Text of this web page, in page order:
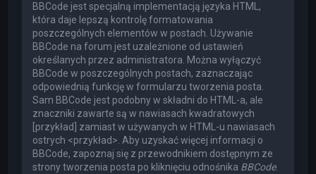
BBCode jest specjalną implementacją języka HTML,
która daje lepszą kontrolę formatowania
poszczególnych elementów w postach. Używanie
BBCode na forum jest uzależnione od ustawień
określanych przez administratora. Można wyłączyć
BBCode w poszczególnych postach, zaznaczając
odpowiednią funkcję w formularzu tworzenia posta.
Sam BBCode jest podobny w składni do HTML-a, ale
znaczniki zawarte są w nawiasach kwadratowych
[przykład] zamiast w używanych w HTML-u nawiasach
ostrych <przykład>. Aby uzyskać więcej informacji o
BBCode, zapoznaj się z przewodnikiem dostępnym ze
strony tworzenia posta po kliknięciu odnośnika BBCode.